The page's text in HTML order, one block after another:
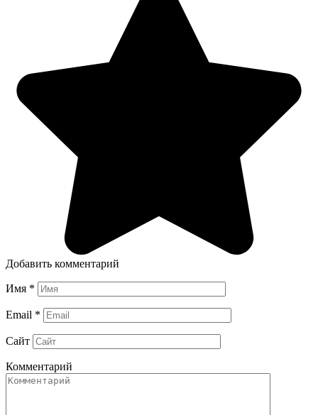
Добавить комментарий
Имя *
Email *
Сайт
Комментарий